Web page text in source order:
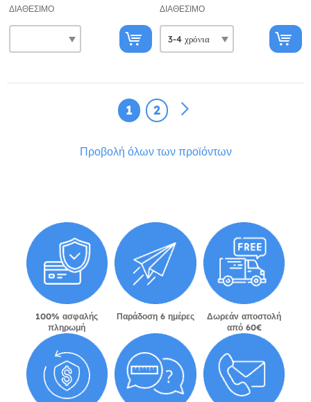
ΔΙΑΘΈΣΙΜΟ ΔΙΑΘΈΣΙΜΟ
1 2
Προβολή όλων των προϊόντων
100% ασφαλής
πληρωμή
Παράδοση 6 ημέρες
Δωρεάν αποστολή
από 60€